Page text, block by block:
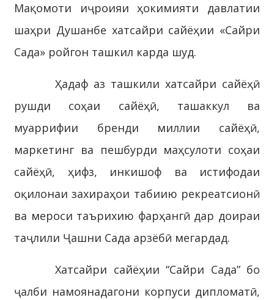
Мақомоти иҷроияи ҳокимияти давлатии
шаҳри Душанбе хатсайри сайёҳии «Сайри
Сада» ройгон ташкил карда шуд.
Ҳадаф аз ташкили хатсайри сайёҳӣ
рушди соҳаи сайёҳӣ, ташаккул ва
муаррифии бренди миллии сайёҳӣ,
маркетинг ва пешбурди маҳсулоти соҳаи
сайёҳӣ, ҳифз, инкишоф ва истифодаи
оқилонаи захираҳои табиию рекреатсионӣ
ва мероси таърихию фарҳангӣ дар доираи
таҷлили Ҷашни Сада арзёбӣ мегардад.
Хатсайри сайёҳии “Сайри Сада” бо
ҷалби намоянадагони корпуси дипломатӣ,